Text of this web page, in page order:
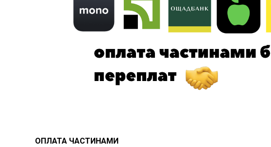
ОПЛАТА ЧАСТИНАМИ